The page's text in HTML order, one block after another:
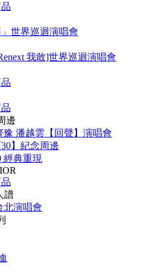
」世界巡迴演唱會
我敢]世界巡迴演唱會
邊
豫 潘越雲【回聲】演唱會
30】紀念周邊
經典重現
譜
北演唱會